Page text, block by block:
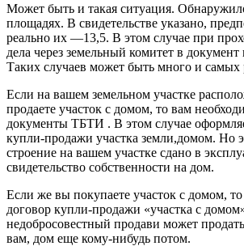
Может быть и такая ситуация.
площадях. В свидетельстве указано,
реально их —13,5. В этом случае при
дела через земельный комитет в
Таких случаев может быть много и самых
Если на вашем земельном участке
продаете участок с домом, то вам
документы ТБТИ . В этом случае
купли-продажи участка земли,домом. Но
строение на вашем участке сдано в
свидетельство собственности на дом.
Если же вы покупаете участок с домом,
договор купли-продажи «участка с
недобросовестный продави может
вам, дом еще кому-нибудь потом.